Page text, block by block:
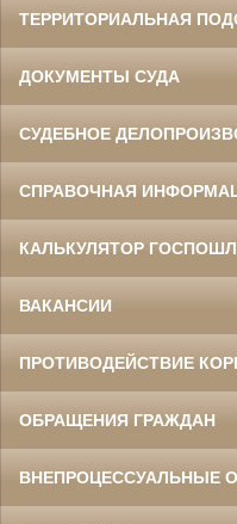
ТЕРРИТОРИАЛЬНАЯ
ДОКУМЕНТЫ СУДА
СУДЕБНОЕ
СПРАВОЧНАЯ
КАЛЬКУЛЯТОР
ВАКАНСИИ
ПРОТИВОДЕЙСТВИЕ
ОБРАЩЕНИЯ ГРАЖДАН
ВНЕПРОЦЕССУАЛЬНЫЕ